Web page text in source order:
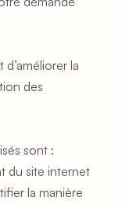
la
des
sont :
du site internet
la manière